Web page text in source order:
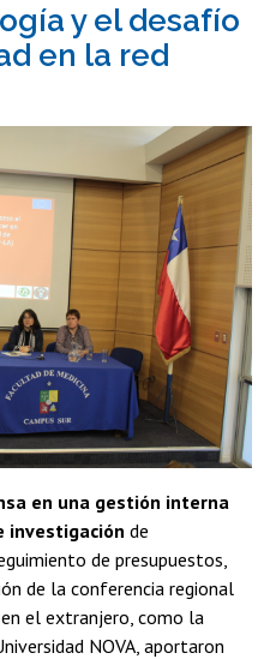
y el desafío
en la red
en una gestión interna
investigación de
de presupuestos,
de la conferencia regional
el extranjero, como la
NOVA, aportaron